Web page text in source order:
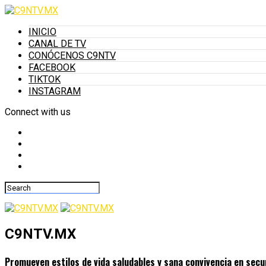
INICIO
CANAL DE TV
CONÓCENOS C9NTV
FACEBOOK
TIKTOK
INSTAGRAM
Connect with us
C9NTV.MX
Promueven estilos de vida saludables y sana convivencia en